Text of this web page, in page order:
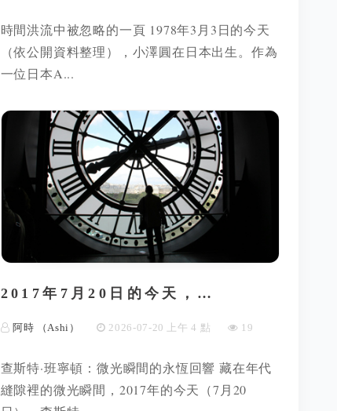
時間洪流中被忽略的一頁 1978年3月3日的今天
（依公開資料整理），小澤圓在日本出生。作為
一位日本A...
2017年7月20日的今天，…
阿時 （Ashi） 2026-07-20 上午 4 點 19
查斯特·班寧頓：微光瞬間的永恆回響 藏在年代
縫隙裡的微光瞬間，2017年的今天（7月20